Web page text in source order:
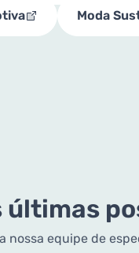
Moda
últimas
nossa equipe de